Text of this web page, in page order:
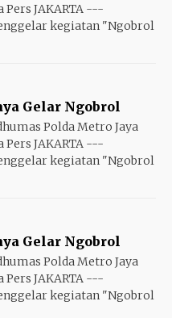
JAKARTA ---
kegiatan "Ngobrol
Gelar Ngobrol
Polda Metro Jaya
JAKARTA ---
kegiatan "Ngobrol
Gelar Ngobrol
Polda Metro Jaya
JAKARTA ---
kegiatan "Ngobrol